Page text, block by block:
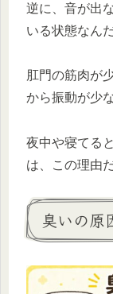
逆に、音が出
いる状態なんだ
肛門の筋肉が
から振動が少
夜中や寝てる
は、この理由だ
臭いの原